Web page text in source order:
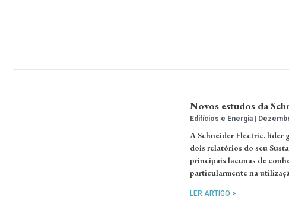
Novos estudos da
Edifícios e Energia
A Schneider Electric, líder
dois relatórios do seu
principais lacunas de
particularmente na
LER ARTIGO >